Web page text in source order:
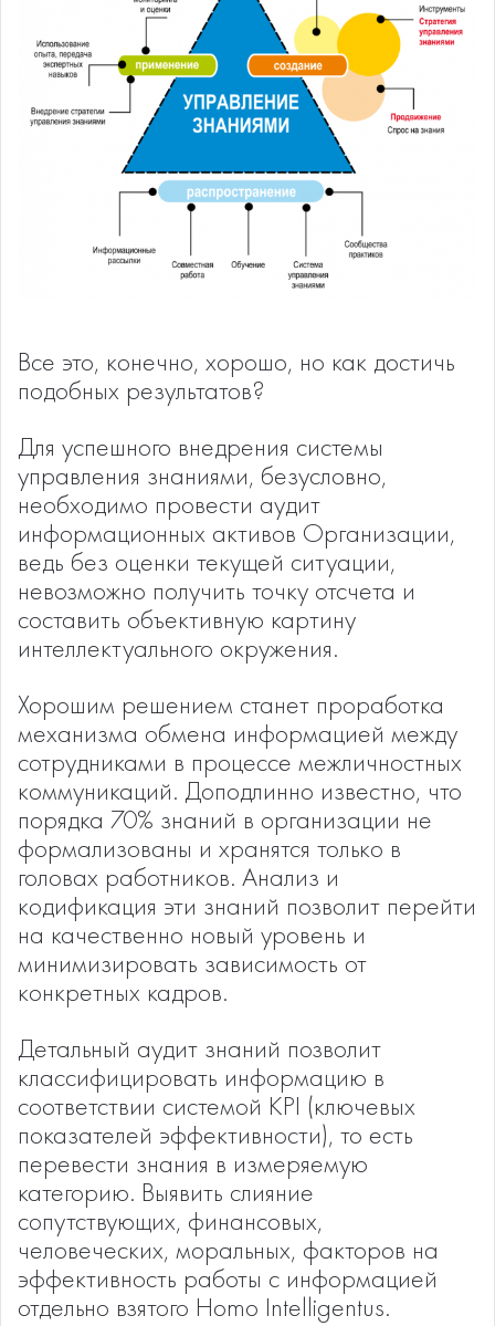
Все это, конечно, хорошо, но как достичь
подобных результатов?
Для успешного внедрения системы
управления знаниями, безусловно,
необходимо провести аудит
информационных активов Организации,
ведь без оценки текущей ситуации,
невозможно получить точку отсчета и
составить объективную картину
интеллектуального окружения.
Хорошим решением станет проработка
механизма обмена информацией между
сотрудниками в процессе межличностных
коммуникаций. Доподлинно известно, что
порядка 70% знаний в организации не
формализованы и хранятся только в
головах работников. Анализ и
кодификация эти знаний позволит перейти
на качественно новый уровень и
минимизировать зависимость от
конкретных кадров.
Детальный аудит знаний позволит
классифицировать информацию в
соответствии системой KPI (ключевых
показателей эффективности), то есть
перевести знания в измеряемую
категорию. Выявить слияние
сопутствующих, финансовых,
человеческих, моральных, факторов на
эффективность работы с информацией
отдельно взятого Homo Intelligentus.